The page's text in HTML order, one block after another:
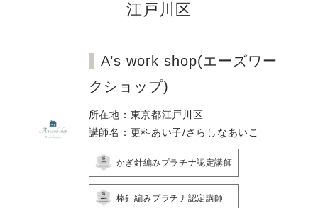
江戸川区
A’s work shop(エーズワー
クショップ)
所在地：東京都江戸川区
講師名：更科あい子/さらしなあいこ
かぎ針編みプラチナ認定講師
棒針編みプラチナ認定講師